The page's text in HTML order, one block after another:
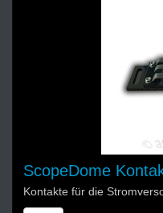
ScopeDome
Kontakte für die